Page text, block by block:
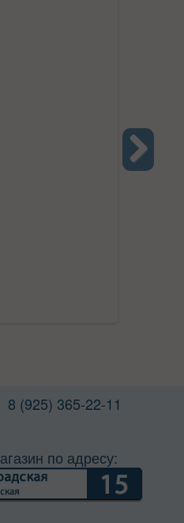
8 (925) 365-22-11
по адресу: